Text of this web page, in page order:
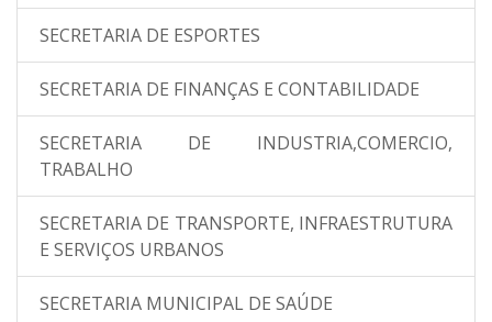
SECRETARIA DE ESPORTES
SECRETARIA DE FINANÇAS E CONTABILIDADE
SECRETARIA DE INDUSTRIA,COMERCIO,
TRABALHO
SECRETARIA DE TRANSPORTE, INFRAESTRUTURA
E SERVIÇOS URBANOS
SECRETARIA MUNICIPAL DE SAÚDE